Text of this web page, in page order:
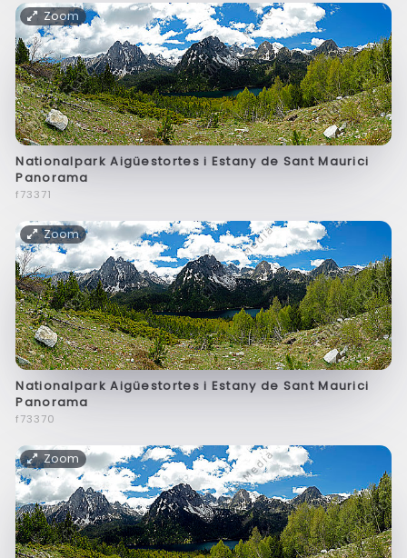
Zoom
Nationalpark Aigüestortes i Estany de Sant Maurici
Panorama
f73371
Zoom
Nationalpark Aigüestortes i Estany de Sant Maurici
Panorama
f73370
Zoom